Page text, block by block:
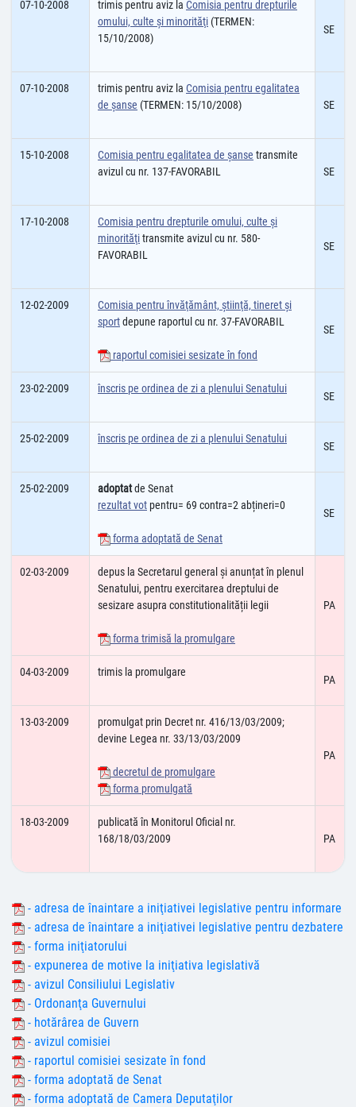
07-10-2008 trimis pentru aviz la Comisia pentru drepturile
omului, culte şi minorităţi (TERMEN:
15/10/2008)
SE
07-10-2008 trimis pentru aviz la Comisia pentru egalitatea
de şanse (TERMEN: 15/10/2008) SE
15-10-2008 Comisia pentru egalitatea de şanse transmite
avizul cu nr. 137-FAVORABIL
SE
17-10-2008
Comisia pentru drepturile omului, culte şi
minorităţitransmite avizul cu nr. 580-
FAVORABIL
SE
12-02-2009
Comisia pentru învăţământ, ştiinţă, tineret şi
sportdepune raportul cu nr. 37-FAVORABIL
raportul comisiei sesizate în fond
SE
23-02-2009 înscris pe ordinea de zi a plenului Senatului
SE
25-02-2009 înscris pe ordinea de zi a plenului Senatului
SE
25-02-2009 adoptatde Senat
rezultat vot pentru= 69 contra=2 abțineri=0
forma adoptată de Senat
SE
02-03-2009
depus la Secretarul general și anunțat în plenul
Senatului, pentru exercitarea dreptului de
sesizare asupra constitutionalității legii
forma trimisă la promulgare
PA
04-03-2009 trimis la promulgare
PA
13-03-2009
promulgat prin Decret nr. 416/13/03/2009;
devine Legea nr. 33/13/03/2009
decretul de promulgare
forma promulgată
PA
18-03-2009
publicată în Monitorul Oficial nr.
168/18/03/2009
PA
- adresa de înaintare a iniţiativei legislative pentru informare
- adresa de înaintare a iniţiativei legislative pentru dezbatere
- forma iniţiatorului
- expunerea de motive la iniţiativa legislativă
- avizul Consiliului Legislativ
- Ordonanţa Guvernului
- hotărârea de Guvern
- avizul comisiei
- raportul comisiei sesizate în fond
- forma adoptată de Senat
- forma adoptată de Camera Deputaţilor